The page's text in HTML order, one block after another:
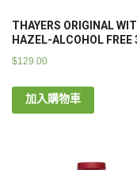
THAYERS ORIGINAL
HAZEL-ALCOHOL FREE
$129.00
加入購物車